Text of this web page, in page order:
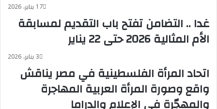
17 يناير، 2026
غدا .. التضامن تفتح باب التقديم لمسابقة
الأم المثالية 2026 حتى 22 يناير
3 يناير، 2026
اتحاد المرأة الفلسطينية في مصر يناقش
واقع وصورة المرأة العربية المهاجرة
والمهجّرة في الإعلام والدراما